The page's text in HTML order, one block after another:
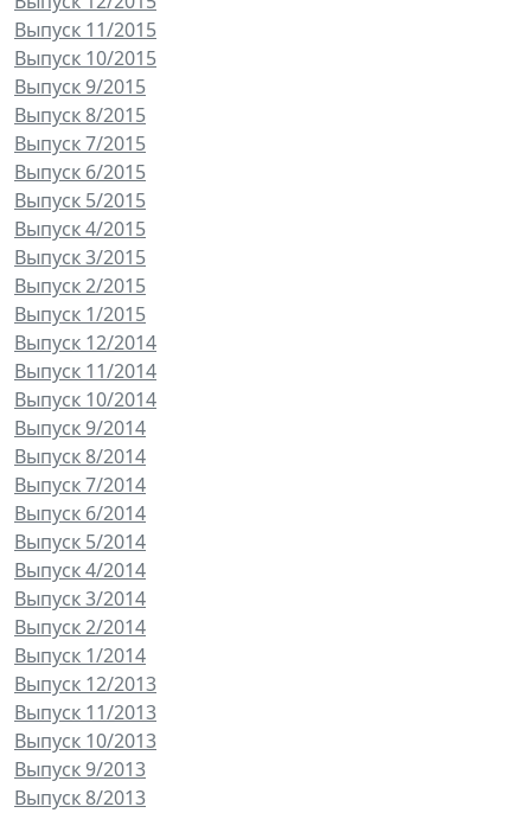
Выпуск 11/2015
Выпуск 10/2015
Выпуск 9/2015
Выпуск 8/2015
Выпуск 7/2015
Выпуск 6/2015
Выпуск 5/2015
Выпуск 4/2015
Выпуск 3/2015
Выпуск 2/2015
Выпуск 1/2015
Выпуск 12/2014
Выпуск 11/2014
Выпуск 10/2014
Выпуск 9/2014
Выпуск 8/2014
Выпуск 7/2014
Выпуск 6/2014
Выпуск 5/2014
Выпуск 4/2014
Выпуск 3/2014
Выпуск 2/2014
Выпуск 1/2014
Выпуск 12/2013
Выпуск 11/2013
Выпуск 10/2013
Выпуск 9/2013
Выпуск 8/2013